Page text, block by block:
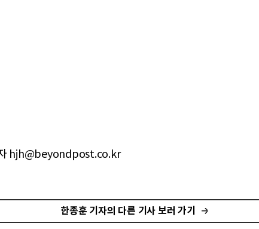
hjh@beyondpost.co.kr
한종훈 기자의 다른 기사 보러 가기